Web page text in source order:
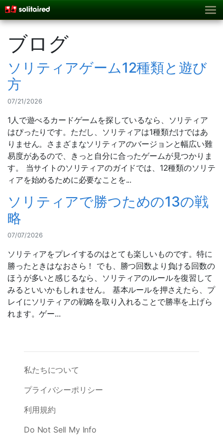
ブログ
ソリティアゲーム12種類と遊び
方
07/21/2026
1人で遊べるカードゲームを探しているなら、ソリティア
はぴったりです。ただし、ソリティアは1種類だけではあ
りません。さまざまなソリティアのバージョンと幅広い難
易度があるので、きっと自分に合ったゲームが見つかりま
す。 当サイトのソリティアのガイドでは、12種類のソリテ
ィアを始めるために必要なことを...
ソリティアで勝つための13の戦
略
07/07/2026
ソリティアをプレイするのはとても楽しいものです。特に
勝ったときはなおさら！ でも、勝つ回数より負ける回数の
ほうが多いと感じるなら、ソリティアのルールを復習して
みるといいかもしれません。 基本ルールを押さえたら、プ
レイにソリティアの戦略を取り入れることで勝率を上げら
れます。ゲー...
私たちについて
プライバシーポリシー
利用規約
Do Not Sell My Info